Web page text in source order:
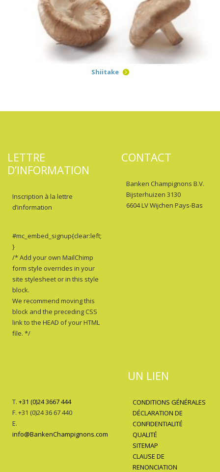
Shiitake
LETTRE
D’INFORMATION
Inscription à la lettre
d’information
#mc_embed_signup{clear:left;
}
/* Add your own MailChimp
form style overrides in your
site stylesheet or in this style
block.
We recommend moving this
block and the preceding CSS
link to the HEAD of your HTML
file. */
CONTACT
Banken Champignons B.V.
Bijsterhuizen 3130
6604 LV Wijchen Pays-Bas
T. +31 (0)24 3667 444
F. +31 (0)24 36 67 440
E.
info@BankenChampignons.com
UN LIEN
CONDITIONS GÉNÉRALES
DÉCLARATION DE
CONFIDENTIALITÉ
QUALITÉ
SITEMAP
CLAUSE DE
RENONCIATION